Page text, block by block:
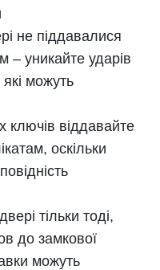
не піддавалися
– уникайте ударів
які можуть
ключів віддавайте
оскільки
тільки тоді,
до замкової
можуть